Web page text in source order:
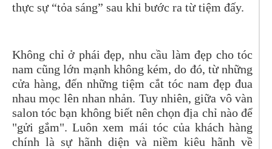
thực sự “tỏa sáng” sau khi bước ra từ tiệm đấy.
Không chỉ ở phái đẹp, nhu cầu làm đẹp cho tóc
nam cũng lớn mạnh không kém, do đó, từ những
cửa hàng, đến những tiệm cắt tóc nam đẹp đua
nhau mọc lên nhan nhản. Tuy nhiên, giữa vô vàn
salon tóc bạn không biết nên chọn địa chỉ nào để
"gửi gắm". Luôn xem mái tóc của khách hàng
chính là sự hãnh diện và niềm kiêu hãnh về